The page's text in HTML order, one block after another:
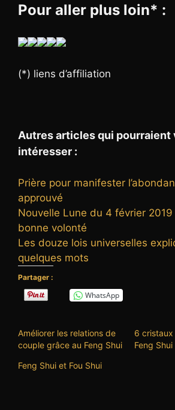
Pour aller plus loin* :
(*) liens d’affiliation
Autres articles qui pourraient
intéresser :
Prière pour manifester
approuvé
Nouvelle Lune du 4 février 2019
bonne volonté
Les douze lois universelles
quelques mots
Partager :
WhatsApp
Améliorer les relations de
couple grâce au Feng Shui
6 cristaux
Feng Shui
Feng Shui et Fou Shui